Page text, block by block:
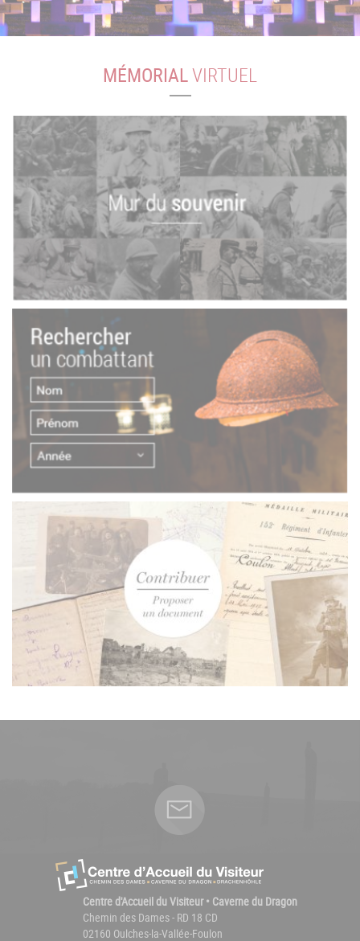
MÉMORIALVIRTUEL
Centre d'Accueil du Visiteur • Caverne du Dragon
Chemin des Dames - RD 18 CD
02160 Oulches-la-Vallée-Foulon